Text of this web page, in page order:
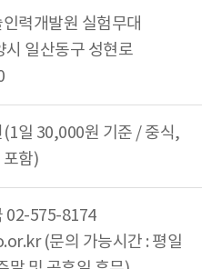
력개발원 실험무대
시 일산동구 성현로
일 30,000원 기준 / 중식,
포함)
02-575-8174
(문의 가능시간 : 평일